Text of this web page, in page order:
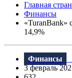
Главная
Финансы
«TuranBank»
14,9%
Финансы
3 февраль